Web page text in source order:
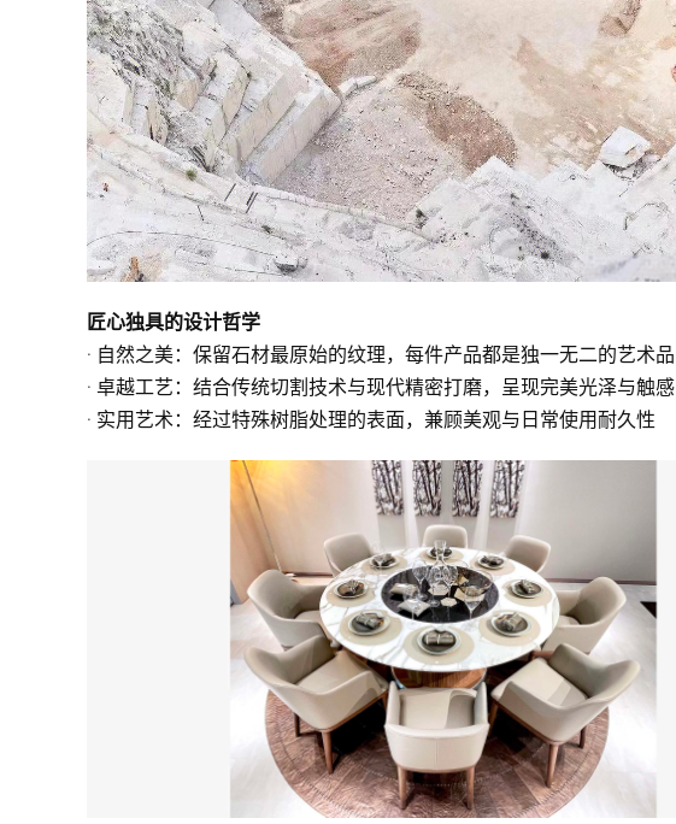
匠心独具的设计哲学
· 自然之美：保留石材最原始的纹理，每件产品都是独一无二的艺术品
· 卓越工艺：结合传统切割技术与现代精密打磨，呈现完美光泽与触感
· 实用艺术：经过特殊树脂处理的表面，兼顾美观与日常使用耐久性